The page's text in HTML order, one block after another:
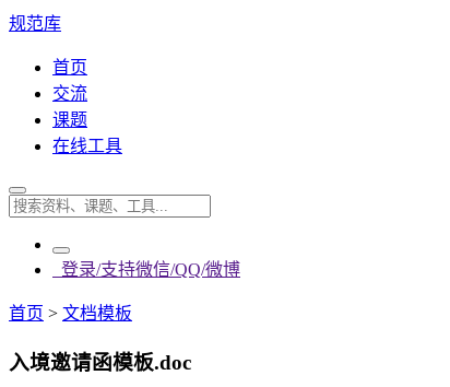
规范库
首页
交流
课题
在线工具
登录/支持微信/QQ/微博
首页 > 文档模板
入境邀请函模板.doc